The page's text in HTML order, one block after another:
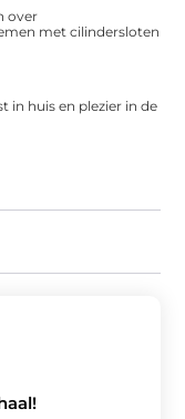
over
met cilindersloten
in huis en plezier in de